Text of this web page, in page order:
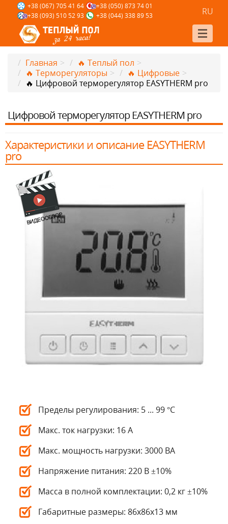
+38 (067) 705 41 64
+38 (050) 873 74 01
+38 (093) 510 52 93
+38 (044) 338 89 53 RU
Главная > 🔥 Теплый пол >
🔥 Терморегуляторы > 🔥 Цифровые >
🔥 Цифровой терморегулятор EASYTHERM pro
Цифровой терморегулятор EASYTHERM pro
Характеристики и описание EASYTHERM
pro
Пределы регулирования: 5 ... 99 °С
Макс. ток нагрузки: 16 А
Макс. мощность нагрузки: 3000 ВА
Напряжение питания: 220 В ±10%
Масса в полной комплектации: 0,2 кг ±10%
Габаритные размеры: 86х86х13 мм